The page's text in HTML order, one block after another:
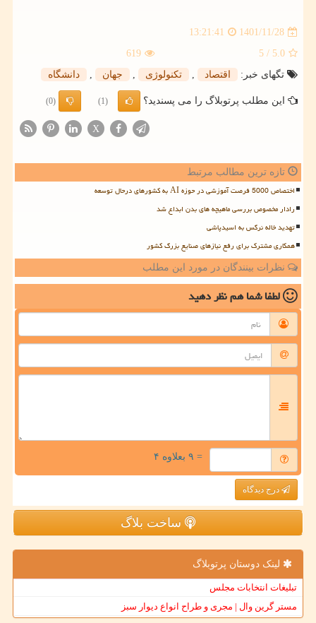
1401/11/28
13:21:41
5.0
/ 5
619
تگهای خبر:
اقتصاد , تكنولوژی , جهان , دانشگاه
این مطلب پرتوبلاگ را می پسندید؟ (1)
(0)
X
تازه ترین مطالب مرتبط
اختصاص 5000 فرصت آموزشی در حوزه AI به کشورهای درحال توسعه
رادار مخصوص بررسی ماهیچه های بدن ابداع شد
تهدید خاله نرگس به اسیدپاشی
همکاری مشترک برای رفع نیازهای صنایع بزرگ کشور
نظرات بینندگان در مورد این مطلب
لطفا شما همنظر دهید
= ۹ بعلاوه ۴
درج دیدگاه
ساخت بلاگ
لینک دوستان پرتوبلاگ
تبلیغات انتخابات مجلس
مستر گرین وال | مجری و طراح انواع دیوار سبز